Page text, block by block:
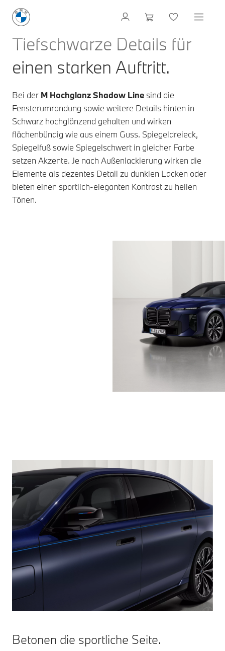
Tiefschwarze Details für
einen starken Auftritt.
Bei der M Hochglanz Shadow Line sind die
Fensterumrandung sowie weitere Details hinten in
Schwarz hochglänzend gehalten und wirken
flächenbündig wie aus einem Guss. Spiegeldreieck,
Spiegelfuß sowie Spiegelschwert in gleicher Farbe
setzen Akzente. Je nach Außenlackierung wirken die
Elemente als dezentes Detail zu dunklen Lacken oder
bieten einen sportlich-eleganten Kontrast zu hellen
Tönen.
Betonen die sportliche Seite.